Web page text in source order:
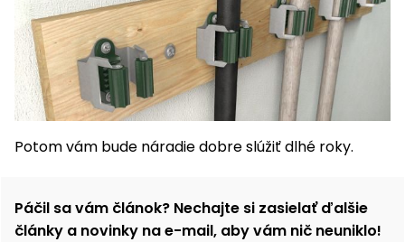
Potom vám bude náradie dobre slúžiť dlhé roky.
Páčil sa vám článok? Nechajte si zasielať ďalšie
články a novinky na e-mail, aby vám nič neuniklo!